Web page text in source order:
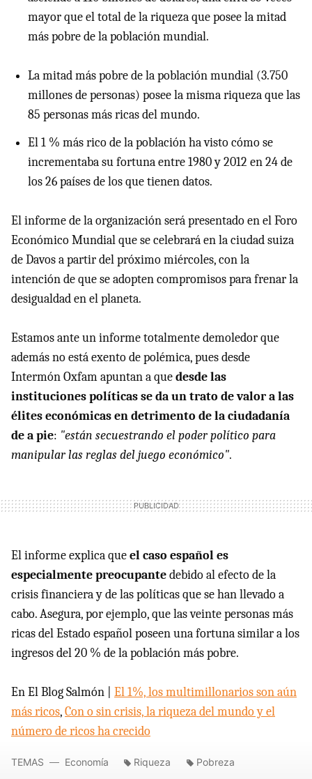
mayor que el total de la riqueza que posee la mitad
más pobre de la población mundial.
La mitad más pobre de la población mundial (3.750
millones de personas) posee la misma riqueza que las
85 personas más ricas del mundo.
El 1 % más rico de la población ha visto cómo se
incrementaba su fortuna entre 1980 y 2012 en 24 de
los 26 países de los que tienen datos.
El informe de la organización será presentado en el Foro
Económico Mundial que se celebrará en la ciudad suiza
de Davos a partir del próximo miércoles, con la
intención de que se adopten compromisos para frenar la
desigualdad en el planeta.
Estamos ante un informe totalmente demoledor que
además no está exento de polémica, pues desde
Intermón Oxfam apuntan a quedesde las
instituciones políticas se da un trato de valor a las
élites económicas en detrimento de la ciudadanía
de a pie: "están secuestrando el poder político para
manipular las reglas del juego económico".
El informe explica queel caso español es
especialmente preocupantedebido al efecto de la
crisis financiera y de las políticas que se han llevado a
cabo. Asegura, por ejemplo, que las veinte personas más
ricas del Estado español poseen una fortuna similar a los
ingresos del 20 % de la población más pobre.
En El Blog Salmón | El 1%, los multimillonarios son aún
más ricos,Con o sin crisis, la riqueza del mundo y el
número de ricos ha crecido
TEMAS Economía Riqueza Pobreza